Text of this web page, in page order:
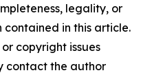
legality, or
in this article.
copyright issues
contact the author